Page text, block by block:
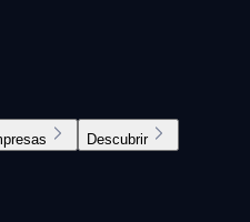
Descubrir